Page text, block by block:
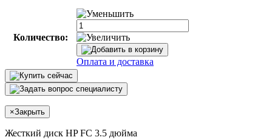
Количество:
Оплата и доставка
×Закрыть
Жесткий диск HP FC 3.5 дюйма